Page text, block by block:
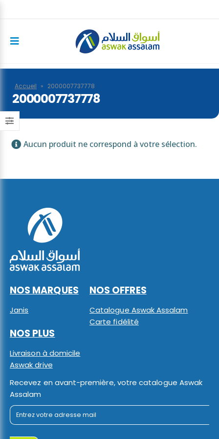
Accueil » 2000007737778
2000007737778
Aucun produit ne correspond à votre sélection.
NOS MARQUES
Janis
NOS OFFRES
Catalogue Aswak Assalam
Carte fidélité
NOS PLUS
Livraison à domicile
Aswak drive
Recevez en avant-première, votre catalogue Aswak
Assalam